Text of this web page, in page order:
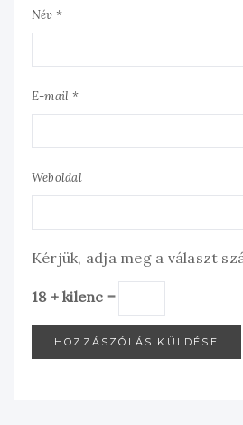
Név *
E-mail *
Weboldal
Kérjük, adja meg a választ
18 + kilenc =